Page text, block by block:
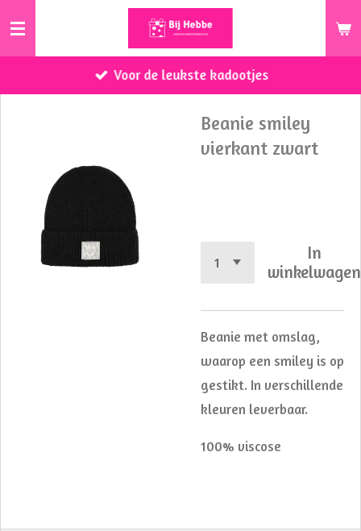
Ga
de
Voor de leukste kadootjes
Beanie smiley
vierkant zwart
In
winkelwagen
Beanie met omslag,
waarop een smiley is op
gestikt. In verschillende
kleuren leverbaar.
100% viscose